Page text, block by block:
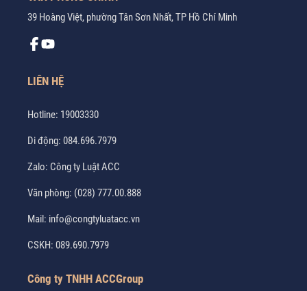
39 Hoàng Việt, phường Tân Sơn Nhất, TP Hồ Chí Minh
LIÊN HỆ
Hotline: 19003330
Di động: 084.696.7979
Zalo: Công ty Luật ACC
Văn phòng: (028) 777.00.888
Mail: info@congtyluatacc.vn
CSKH: 089.690.7979
Công ty TNHH ACCGroup